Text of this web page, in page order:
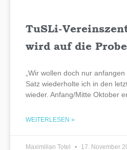
TuSLi-
wird auf die
„Wir wollen doch nur
Satz wiederholte ich in den
wieder. Anfang/Mitte Oktober
WEITERLESEN »
Maximilian Totel 17. November